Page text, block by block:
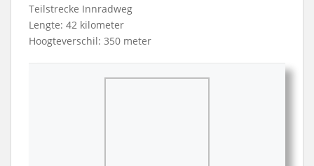
Teilstrecke Innradweg
Lengte: 42 kilometer
Hoogteverschil: 350 meter